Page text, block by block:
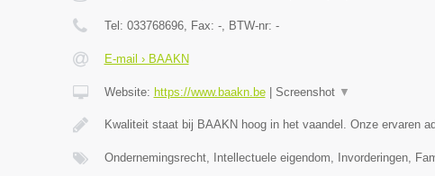
Tel: 033768696, Fax: -, BTW-nr: -
E-mail › BAAKN
Website: https://www.baakn.be| Screenshot ▼
Kwaliteit staat bij BAAKN hoog in het vaandel. Onze ervaren
Ondernemingsrecht, Intellectuele eigendom, Invorderingen,